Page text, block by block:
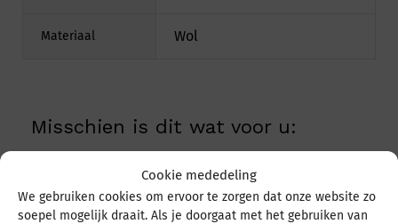
Cookie mededeling
We gebruiken cookies om ervoor te zorgen dat onze website zo
soepel mogelijk draait. Als je doorgaat met het gebruiken van
Materiaal Wol
Misschien is dit wat voor u: